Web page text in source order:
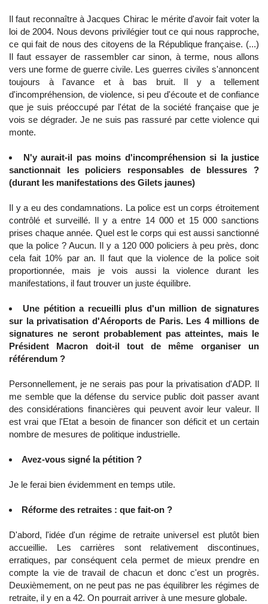
Il faut reconnaître à Jacques Chirac le mérite d'avoir fait voter la
loi de 2004. Nous devons privilégier tout ce qui nous rapproche,
ce qui fait de nous des citoyens de la République française. (...)
Il faut essayer de rassembler car sinon, à terme, nous allons
vers une forme de guerre civile. Les guerres civiles s'annoncent
toujours à l'avance et à bas bruit. Il y a tellement
d'incompréhension, de violence, si peu d'écoute et de confiance
que je suis préoccupé par l'état de la société française que je
vois se dégrader. Je ne suis pas rassuré par cette violence qui
monte.
N'y aurait-il pas moins d'incompréhension si la justice
sanctionnait les policiers responsables de blessures ?
(durant les manifestations des Gilets jaunes)
Il y a eu des condamnations. La police est un corps étroitement
contrôlé et surveillé. Il y a entre 14 000 et 15 000 sanctions
prises chaque année. Quel est le corps qui est aussi sanctionné
que la police ? Aucun. Il y a 120 000 policiers à peu près, donc
cela fait 10% par an. Il faut que la violence de la police soit
proportionnée, mais je vois aussi la violence durant les
manifestations, il faut trouver un juste équilibre.
Une pétition a recueilli plus d'un million de signatures
sur la privatisation d'Aéroports de Paris. Les 4 millions de
signatures ne seront probablement pas atteintes, mais le
Président Macron doit-il tout de même organiser un
référendum ?
Personnellement, je ne serais pas pour la privatisation d'ADP. Il
me semble que la défense du service public doit passer avant
des considérations financières qui peuvent avoir leur valeur. Il
est vrai que l'Etat a besoin de financer son déficit et un certain
nombre de mesures de politique industrielle.
Avez-vous signé la pétition ?
Je le ferai bien évidemment en temps utile.
Réforme des retraites : que fait-on ?
D'abord, l'idée d'un régime de retraite universel est plutôt bien
accueillie. Les carrières sont relativement discontinues,
erratiques, par conséquent cela permet de mieux prendre en
compte la vie de travail de chacun et donc c'est un progrès.
Deuxièmement, on ne peut pas ne pas équilibrer les régimes de
retraite, il y en a 42. On pourrait arriver à une mesure globale.